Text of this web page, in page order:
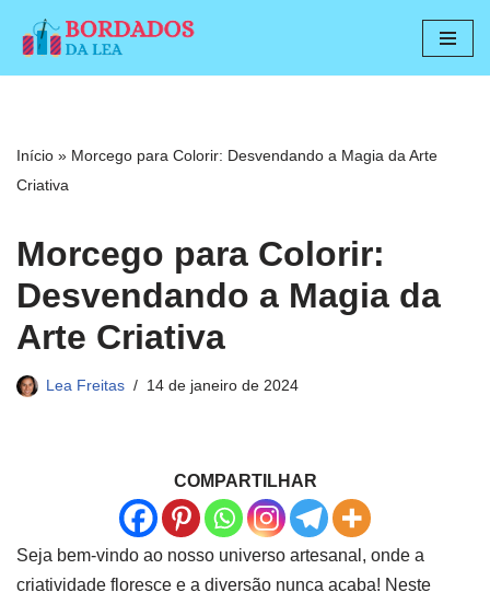
Pular
conteúdo
Início » Morcego para Colorir: Desvendando a Magia da Arte
Criativa
Morcego para Colorir:
Desvendando a Magia da
Arte Criativa
Lea Freitas 14 de janeiro de 2024
COMPARTILHAR
Seja bem-vindo ao nosso universo artesanal, onde a
criatividade floresce e a diversão nunca acaba! Neste